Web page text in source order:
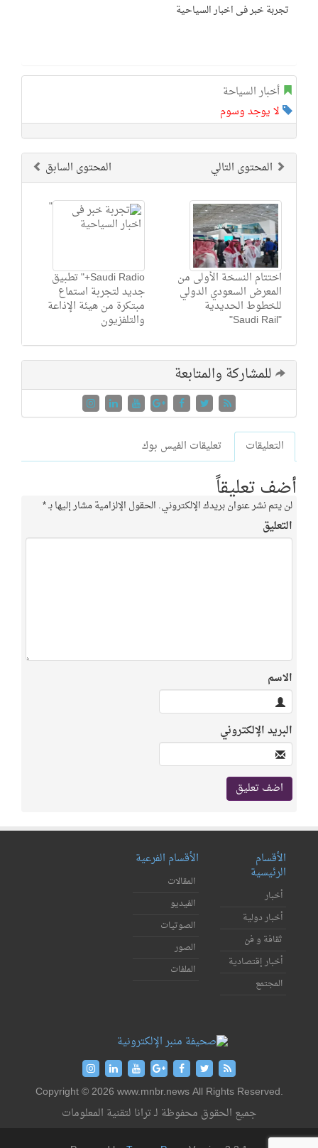
تجربة خبر فى اخبار السياحية
أخبار السياحة
لا يوجد وسوم
المحتوى السابق المحتوى التالي
"
Saudi Radio+" تطبيق
جديد لتجربة استماع
مبتكرة من هيئة الإذاعة
والتلفزيون
اختتام النسخة الأولى من
المعرض السعودي الدولي
للخطوط الحديدية
"Saudi Rail"
للمشاركة والمتابعة
التعليقات تعليقات الفيس بوك
أضف تعليقاً
لن يتم نشر عنوان بريدك الإلكتروني. الحقول الإلزامية مشار إليها بـ*
التعليق
الاسم
البريد الإلكتروني
الأقسام
الرئيسية
أخبار
أخبار دولية
ثقافة و فن
أخبار إقتصادية
المجتمع
الأقسام الفرعية
المقالات
الفيديو
الصوتيات
الصور
الملفات
Copyright © 2026 www.mnbr.news All Rights Reserved.
جميع الحقوق محفوظة لـ ترانا لتقنية المعلومات